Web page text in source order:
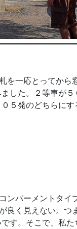
一応とってか
した。２等車が
５発のどちらにす
パーメントタ
く見えない。
す。そこで、私